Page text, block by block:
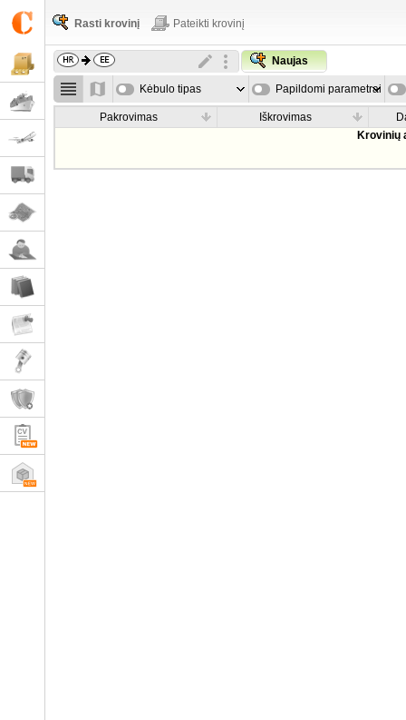
Rasti krovinį Pateikti krovinį
Naujas
Kėbulo tipas Papildomi parametrai
Pakrovimas Iškrovimas
Krovinių